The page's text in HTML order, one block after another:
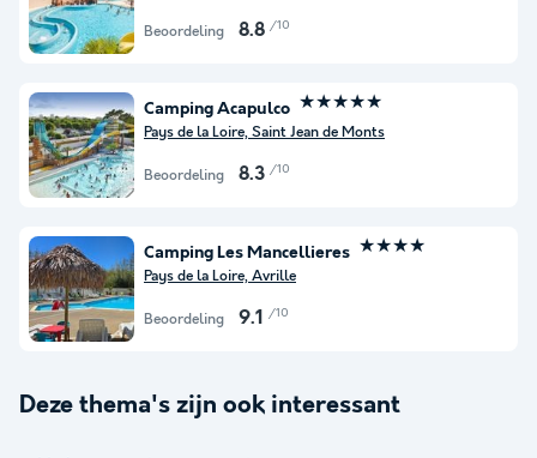
Beoordeling 8.8 /10
Camping Acapulco ★★★★★
Pays de la Loire, Saint Jean de Monts
Beoordeling 8.3 /10
Camping Les Mancellieres ★★★★
Pays de la Loire, Avrille
Beoordeling 9.1 /10
Deze thema's zijn ook interessant